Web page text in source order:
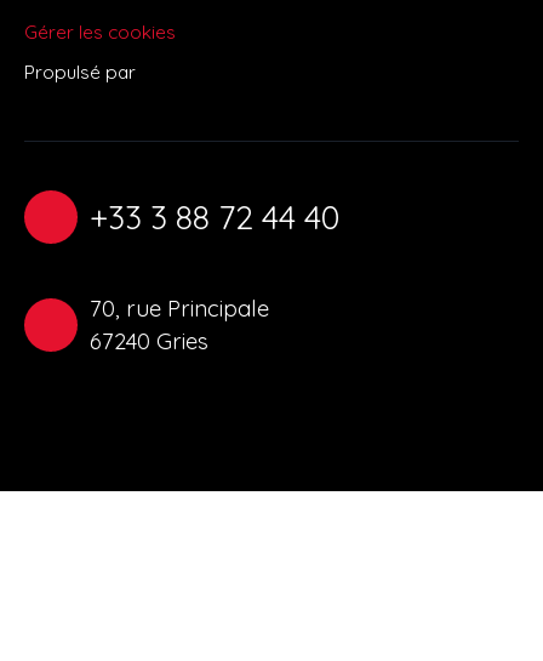
Gérer les cookies
Propulsé par
+33 3 88 72 44 40
70, rue Principale
67240 Gries